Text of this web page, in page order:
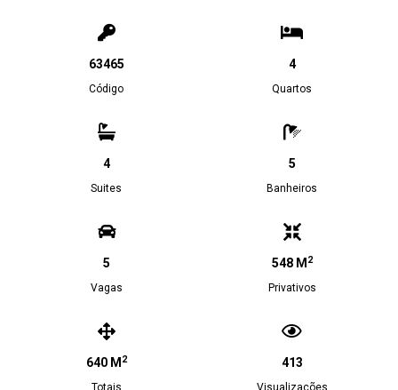
63465
Código
4
Quartos
4
Suites
5
Banheiros
5
Vagas
548 M 2
Privativos
640 M 2
Totais
413
Visualizações